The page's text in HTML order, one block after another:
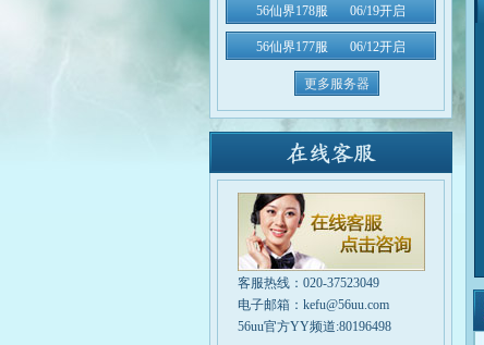
56仙界178服 06/19开启
56仙界177服 06/12开启
更多服务器
客服热线：020-37523049
电子邮箱：kefu@56uu.com
56uu官方YY频道:80196498